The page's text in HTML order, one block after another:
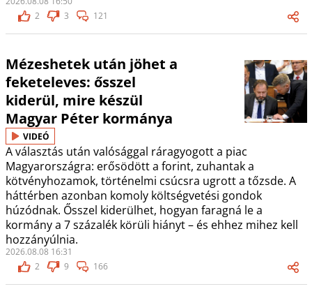
2
3 121
Mézeshetek után jöhet a
feketeleves: ősszel
kiderül, mire készül
Magyar Péter kormánya
VIDEÓ
A választás után valósággal ráragyogott a piac
Magyarországra: erősödött a forint, zuhantak a
kötvényhozamok, történelmi csúcsra ugrott a tőzsde. A
háttérben azonban komoly költségvetési gondok
húzódnak. Ősszel kiderülhet, hogyan faragná le a
kormány a 7 százalék körüli hiányt – és ehhez mihez kell
hozzányúlnia.
2026.08.08 16:31
2
9 166